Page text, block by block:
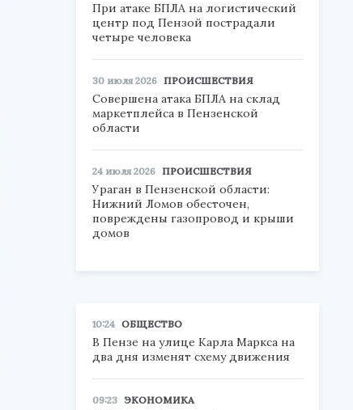
При атаке БПЛА на логистический
центр под Пензой пострадали
четыре человека
30 июля 2026 ПРОИСШЕСТВИЯ
Совершена атака БПЛА на склад
маркетплейса в Пензенской
области
24 июля 2026 ПРОИСШЕСТВИЯ
Ураган в Пензенской области:
Нижний Ломов обесточен,
повреждены газопровод и крыши
домов
10:24 ОБЩЕСТВО
В Пензе на улице Карла Маркса на
два дня изменят схему движения
09:23 ЭКОНОМИКА